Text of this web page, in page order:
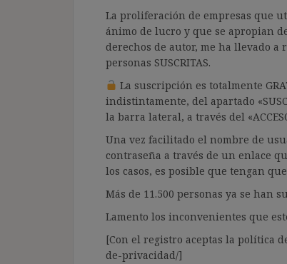
La proliferación de empresas que
ánimo de lucro y que se apropian
derechos de autor, me ha llevado
personas SUSCRITAS.
La suscripción es totalmente
indistintamente, del apartado
la barra lateral, a través del «ACCESO
Una vez facilitado el nombre de
contraseña a través de un enlace
los casos, es posible que tengan
Más de 11.500 personas ya se han
Lamento los inconvenientes que
[Con el registro aceptas la política
de-privacidad/]